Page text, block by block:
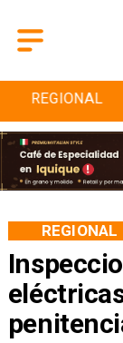
ENTRETENCIÓN
REGIONAL